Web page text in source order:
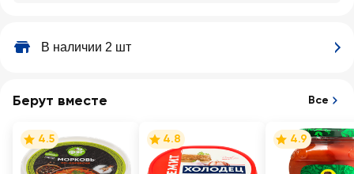
В наличии 2 шт
Берут вместе Все
4.5 4.8 4.9